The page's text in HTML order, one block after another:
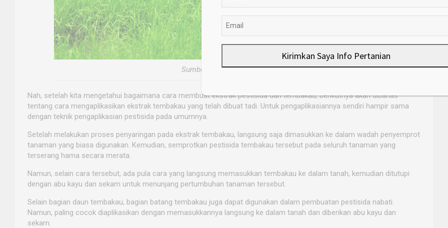
Sumber: suarapetani.com
Nah, setelah kita mengetahui bagaimana cara membuat ekstrak pestisida dari tembakau, berikutnya akan dibahas
tentang cara mengaplikasikan ekstrak tembakau yang telah dibuat tadi. Untuk pengaplikasiannya sendiri hampir sama
dengan teknik pengaplikasian pestisida pada umumnya.
Setelah melakukan proses penyaringan pada ekstrak tembakau, langsung saja dimasukkan ke dalam wadah penyemprot
tanaman yang biasa digunakan. Kemudian, semprotkan pestisida tembakau tersebut pada seluruh tanaman yang
terserang hama secara merata.
Namun, selain cara tersebut, ada pula cara yang langsung memasukkan tembakau ke dalam tanah, kemudian ditutupi
dengan abu kayu dan sekam untuk menunjang pertumbuhan tanaman tersebut.
Selain bagian daun tembakau, bagian batang tembakau juga dapat digunakan dalam pembuatan pestisida nabati.
Namun, paling cocok diaplikasikan dengan memasukkannya langsung ke dalam tanah dan diberikan abu kayu dan
sekam.
Kirimkan Saya Info Pertanian